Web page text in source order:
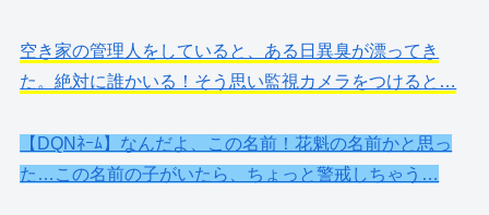
空き家の管理人をしていると、ある日異臭が漂ってき
た。絶対に誰かいる！そう思い監視カメラをつけると…
【DQNﾈｰﾑ】なんだよ、この名前！花魁の名前かと思っ
た…この名前の子がいたら、ちょっと警戒しちゃう…